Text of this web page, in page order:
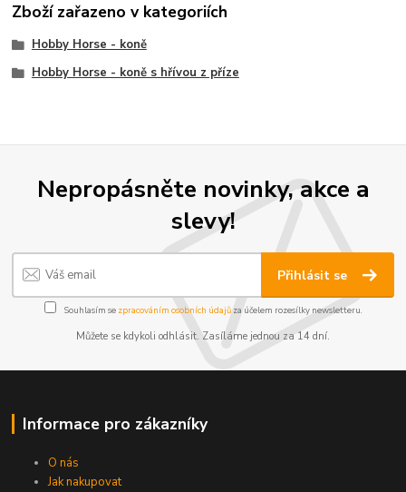
Zboží zařazeno v kategoriích
Hobby Horse - koně
Hobby Horse - koně s hřívou z příze
Nepropásněte novinky, akce a
slevy!
Přihlásit se
Souhlasím se zpracováním osobních údajůza účelem rozesílky newsletteru.
Můžete se kdykoli odhlásit. Zasíláme jednou za 14 dní.
Informace pro zákazníky
O nás
Jak nakupovat